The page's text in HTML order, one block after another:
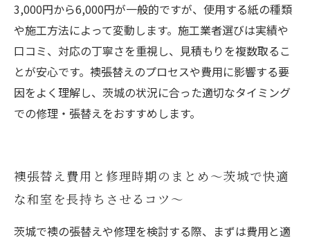
3,000円から6,000円が一般的ですが、使用する紙の種類
や施工方法によって変動します。施工業者選びは実績や
口コミ、対応の丁寧さを重視し、見積もりを複数取るこ
とが安心です。襖張替えのプロセスや費用に影響する要
因をよく理解し、茨城の状況に合った適切なタイミング
での修理・張替えをおすすめします。
襖張替え費用と修理時期のまとめ〜茨城で快適
な和室を長持ちさせるコツ〜
茨城で襖の張替えや修理を検討する際、まずは費用と適